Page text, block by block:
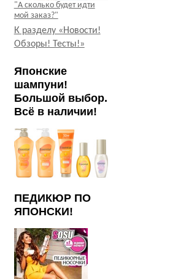
"А сколько будет идти
мой заказ?"
К разделу «Новости!
Обзоры! Тесты!»
Японские
шампуни!
Большой выбор.
Всё в наличии!
ПЕДИКЮР ПО
ЯПОНСКИ!